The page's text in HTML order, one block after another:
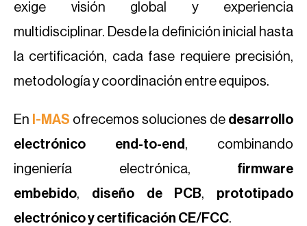
exige visión global y experiencia
multidisciplinar. Desde la definición inicial hasta
la certificación, cada fase requiere precisión,
metodología y coordinación entre equipos.
En I-MAS ofrecemos soluciones de desarrollo
electrónico end-to-end , combinando
ingeniería electrónica, firmware
embebido, diseño de PCB, prototipado
electrónico y certificación CE/FCC.